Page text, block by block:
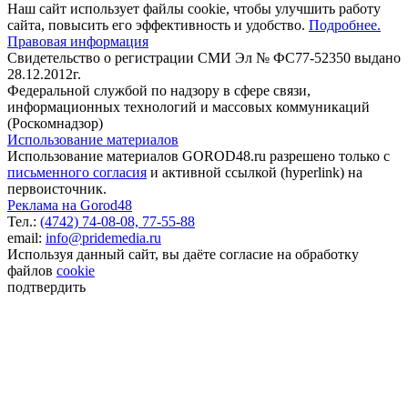
Наш сайт использует файлы cookie, чтобы улучшить работу
сайта, повысить его эффективность и удобство. Подробнее.
Правовая информация
Свидетельство о регистрации СМИ Эл № ФС77-52350 выдано
28.12.2012г.
Федеральной службой по надзору в сфере связи,
информационных технологий и массовых коммуникаций
(Роскомнадзор)
Использование материалов
Использование материалов GOROD48.ru разрешено только с
письменного согласия и активной ссылкой (hyperlink) на
первоисточник.
Реклама на Gorod48
Тел.: (4742) 74-08-08, 77-55-88
email: info@pridemedia.ru
Используя данный сайт, вы даёте согласие на обработку
файлов cookie
подтвердить